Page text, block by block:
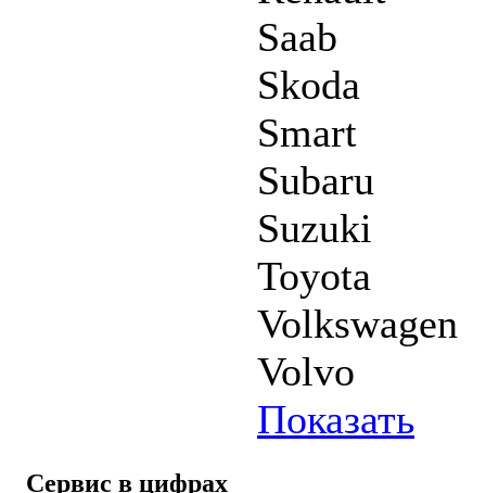
Saab
Skoda
Smart
Subaru
Suzuki
Toyota
Volkswagen
Volvo
Показать
Сервис в цифрах